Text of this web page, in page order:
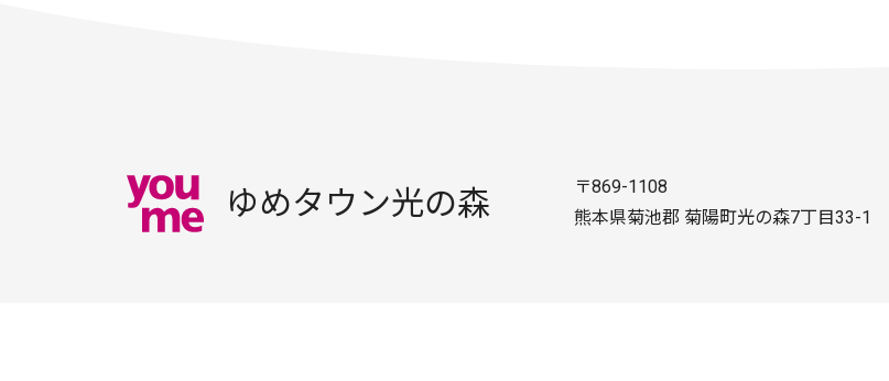
ゆめタウン光の森
〒869-1108
熊本県菊池郡 菊陽町光の森7丁目33-1